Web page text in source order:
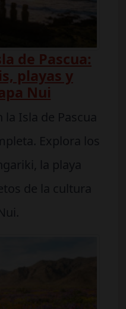
de Pascua:
playas y
Nui
Isla de Pascua
Explora los
la playa
de la cultura